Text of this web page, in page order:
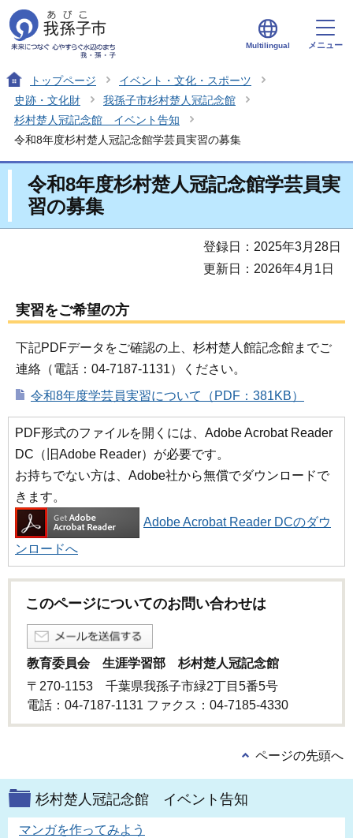
Multilingual メニュー
トップページ
イベント・文化・スポーツ
史跡・文化財
我孫子市杉村楚人冠記念館
杉村楚人冠記念館 イベント告知
令和8年度杉村楚人冠記念館学芸員実習の募集
令和8年度杉村楚人冠記念館学芸員実
習の募集
登録日：2025年3月28日
更新日：2026年4月1日
実習をご希望の方
下記PDFデータをご確認の上、杉村楚人館記念館までご
連絡（電話：04-7187-1131）ください。
令和8年度学芸員実習について（PDF：381KB）
PDF形式のファイルを開くには、Adobe Acrobat Reader
DC（旧Adobe Reader）が必要です。
お持ちでない方は、Adobe社から無償でダウンロードで
きます。
Adobe Acrobat Reader DCのダウ
ンロードへ
このページについてのお問い合わせは
教育委員会 生涯学習部 杉村楚人冠記念館
〒270-1153 千葉県我孫子市緑2丁目5番5号
電話：04-7187-1131 ファクス：04-7185-4330
ページの先頭へ
杉村楚人冠記念館 イベント告知
マンガを作ってみよう